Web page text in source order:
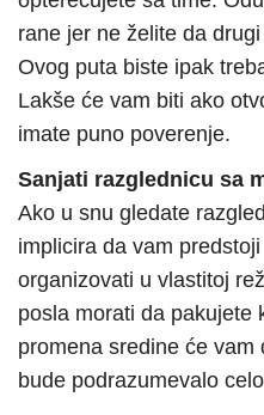
rane jer ne želite da
Ovog puta biste ipak
Lakše će vam biti ako
imate puno poverenje.
Sanjati razglednicu sa
Ako u snu gledate
implicira da vam
organizovati u vlastitoj
posla morati da pakujete
promena sredine će
bude podrazumevalo